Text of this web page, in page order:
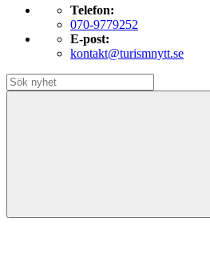
Telefon:
070-9779252
E-post:
kontakt@turismnytt.se